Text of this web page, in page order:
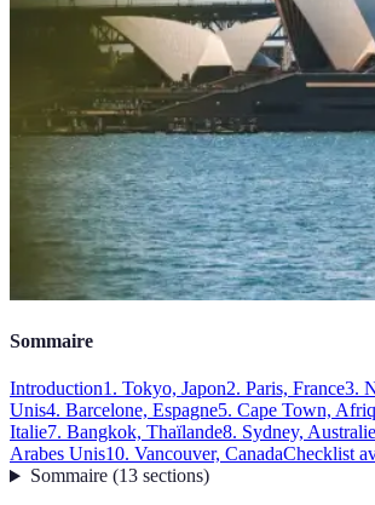
Sommaire
Introduction1. Tokyo, Japon2. Paris, France3.
Unis4. Barcelone, Espagne5. Cape Town,
Italie7. Bangkok, Thaïlande8. Sydney, Australie
Arabes Unis10. Vancouver, CanadaChecklist
Sommaire(13 sections)